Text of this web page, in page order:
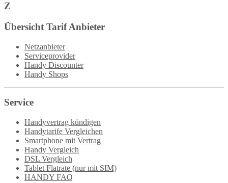
Z
Übersicht Tarif Anbieter
Netzanbieter
Serviceprovider
Handy Discounter
Handy Shops
Service
Handyvertrag kündigen
Handytarife Vergleichen
Smartphone mit Vertrag
Handy Vergleich
DSL Vergleich
Tablet Flatrate (nur mit SIM)
HANDY FAQ